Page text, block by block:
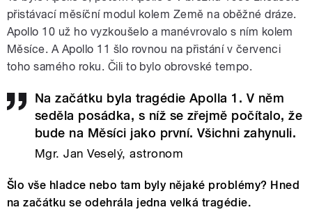
přistávací měsíční modul kolem Země na oběžné dráze.
Apollo 10 už ho vyzkoušelo a manévrovalo s ním kolem
Měsíce. A Apollo 11 šlo rovnou na přistání v červenci
toho samého roku. Čili to bylo obrovské tempo.
Na začátku byla tragédie Apolla 1. V něm
seděla posádka, s níž se zřejmě počítalo, že
bude na Měsíci jako první. Všichni zahynuli.
Mgr. Jan Veselý, astronom
Šlo vše hladce nebo tam byly nějaké problémy? Hned
na začátku se odehrála jedna velká tragédie.